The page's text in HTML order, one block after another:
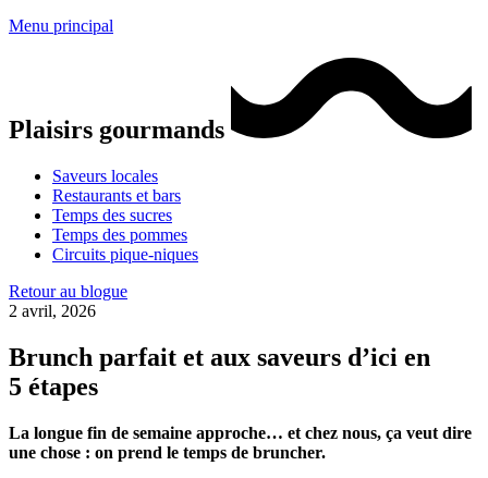
Menu principal
Plaisirs gourmands
Saveurs locales
Restaurants et bars
Temps des sucres
Temps des pommes
Circuits pique-niques
Retour au blogue
2 avril, 2026
Brunch parfait et aux saveurs d’ici en
5 étapes
La longue fin de semaine approche… et chez nous, ça veut dire
une chose : on prend le temps de bruncher.